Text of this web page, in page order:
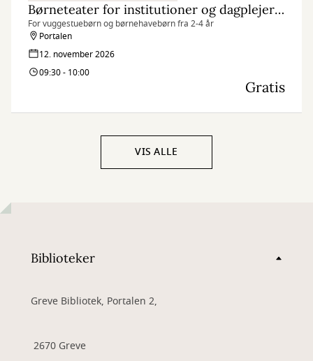
Børneteater for institutioner og dagplejere: ÆG
For vuggestuebørn og børnehavebørn fra 2-4 år
Portalen
12. november 2026
09:30 - 10:00
Gratis
VIS ALLE
Biblioteker
Greve Bibliotek, Portalen 2,
2670 Greve